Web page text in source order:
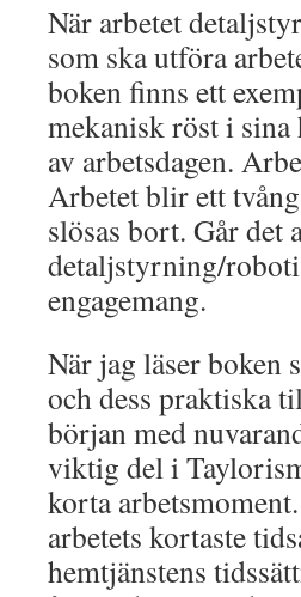
När arbetet
som ska utföra
boken finns ett
mekanisk röst i
av arbetsdagen.
Arbetet blir ett
slösas bort. Går
detaljstyrning/
engagemang.
När jag läser boken
och dess praktiska
början med
viktig del i
korta
arbetets kortaste
hemtjänstens